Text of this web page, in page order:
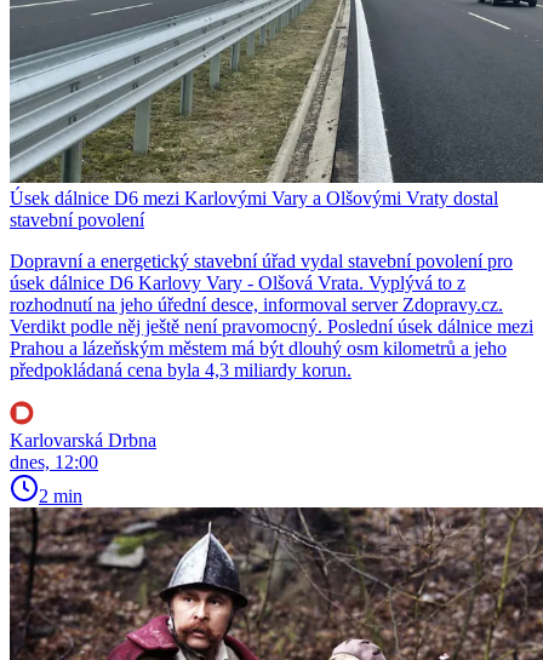
Úsek dálnice D6 mezi Karlovými Vary a Olšovými Vraty dostal
stavební povolení
Dopravní a energetický stavební úřad vydal stavební povolení pro
úsek dálnice D6 Karlovy Vary - Olšová Vrata. Vyplývá to z
rozhodnutí na jeho úřední desce, informoval server Zdopravy.cz.
Verdikt podle něj ještě není pravomocný. Poslední úsek dálnice mezi
Prahou a lázeňským městem má být dlouhý osm kilometrů a jeho
předpokládaná cena byla 4,3 miliardy korun.
Karlovarská Drbna
dnes, 12:00
2 min